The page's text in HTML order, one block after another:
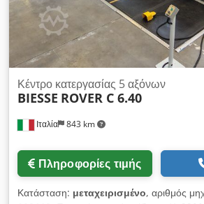
Ιταλία 843 km
Κέντρο κατεργασίας 5 αξόνων
BIESSE ROVER C 6.40
Πληροφορίες τιμής
Κατάσταση: μεταχειρισμένο, αριθμός